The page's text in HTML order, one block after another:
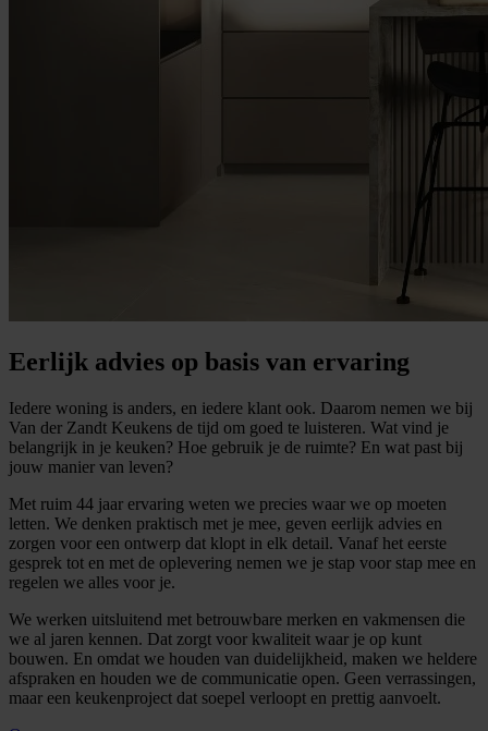
Eerlijk advies op basis van ervaring
Iedere woning is anders, en iedere klant ook. Daarom nemen we bij
Van der Zandt Keukens de tijd om goed te luisteren. Wat vind je
belangrijk in je keuken? Hoe gebruik je de ruimte? En wat past bij
jouw manier van leven?
Met ruim 44 jaar ervaring weten we precies waar we op moeten
letten. We denken praktisch met je mee, geven eerlijk advies en
zorgen voor een ontwerp dat klopt in elk detail. Vanaf het eerste
gesprek tot en met de oplevering nemen we je stap voor stap mee en
regelen we alles voor je.
We werken uitsluitend met betrouwbare merken en vakmensen die
we al jaren kennen. Dat zorgt voor kwaliteit waar je op kunt
bouwen. En omdat we houden van duidelijkheid, maken we heldere
afspraken en houden we de communicatie open. Geen verrassingen,
maar een keukenproject dat soepel verloopt en prettig aanvoelt.